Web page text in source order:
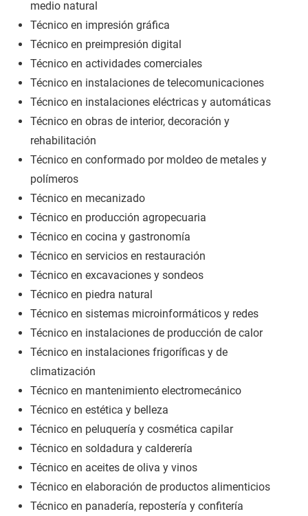
medio natural
Técnico en impresión gráfica
Técnico en preimpresión digital
Técnico en actividades comerciales
Técnico en instalaciones de telecomunicaciones
Técnico en instalaciones eléctricas y automáticas
Técnico en obras de interior, decoración y
rehabilitación
Técnico en conformado por moldeo de metales y
polímeros
Técnico en mecanizado
Técnico en producción agropecuaria
Técnico en cocina y gastronomía
Técnico en servicios en restauración
Técnico en excavaciones y sondeos
Técnico en piedra natural
Técnico en sistemas microinformáticos y redes
Técnico en instalaciones de producción de calor
Técnico en instalaciones frigoríficas y de
climatización
Técnico en mantenimiento electromecánico
Técnico en estética y belleza
Técnico en peluquería y cosmética capilar
Técnico en soldadura y calderería
Técnico en aceites de oliva y vinos
Técnico en elaboración de productos alimenticios
Técnico en panadería, repostería y confitería